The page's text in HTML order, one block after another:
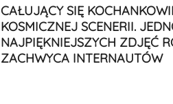
CAŁUJĄCY SIĘ
KOSMICZNEJ SCENERII.
NAJPIĘKNIEJSZYCH ZDJĘĆ
ZACHWYCA INTERNAUTÓW